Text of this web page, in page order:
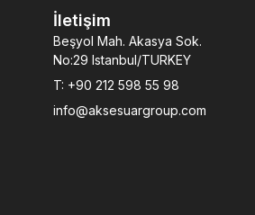
e
d
i
n
-
i
n
u
b
e
r
e
s
t
İletişim
Beşyol Mah. Akasya Sok.
No:29 Istanbul/TURKEY
T: +90 212 598 55 98
info@aksesuargroup.com